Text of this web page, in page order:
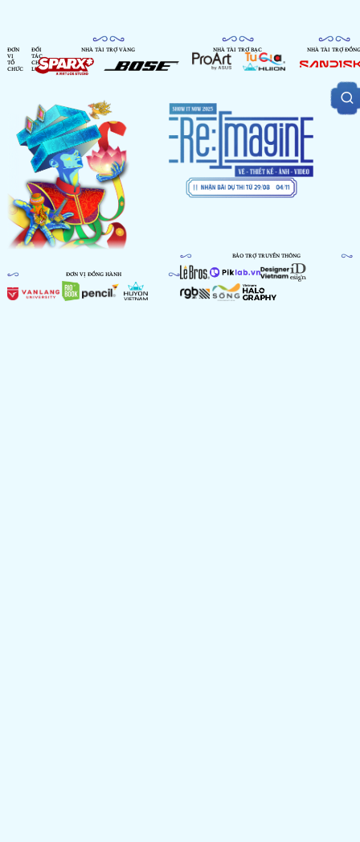
ĐƠN
VỊ
TỔ
CHỨC
ĐỐI
TÁC
CHIẾN
LƯỢC
NHÀ TÀI TRỢ VÀNG NHÀ TÀI TRỢ BẠC NHÀ TÀI TRỢ ĐỒNG
ĐƠN VỊ ĐỒNG HÀNH
BẢO TRỢ TRUYỀN THÔNG